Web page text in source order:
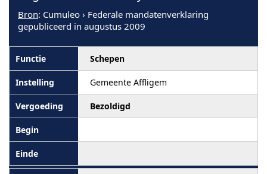
Bron: Cumuleo › Federale mandatenverklaring
gepubliceerd in augustus 2009
Schepen
Gemeente Affligem
Bezoldigd